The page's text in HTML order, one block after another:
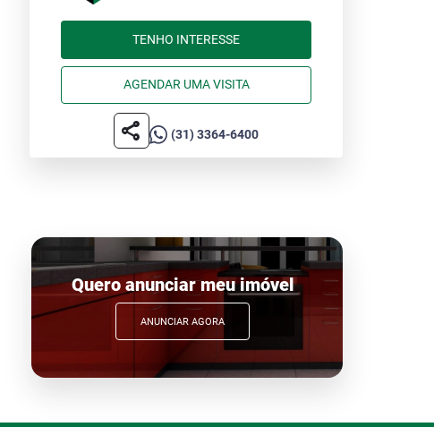
TENHO INTERESSE
AGENDAR UMA VISITA
share (31) 3364-6400
Quero anunciar meu imóvel
ANUNCIAR AGORA